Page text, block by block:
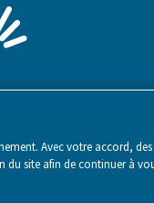
Avec votre accord,
du site afin de continuer à